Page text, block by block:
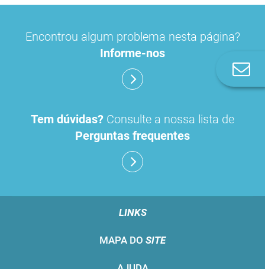
Encontrou algum problema nesta página?
Informe-nos
Tem dúvidas? Consulte a nossa lista de
Perguntas frequentes
LINKS
MAPA DO SITE